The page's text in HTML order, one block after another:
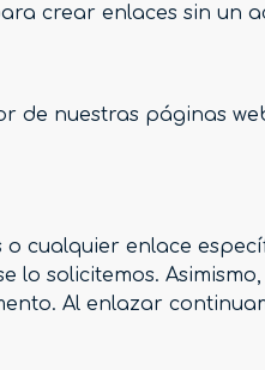
crear enlaces sin un
nuestras páginas
cualquier enlace
solicitemos.
Al enlazar